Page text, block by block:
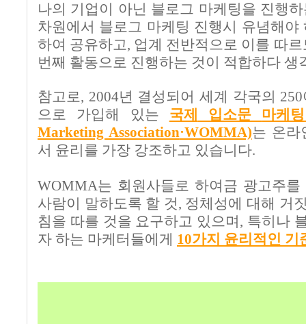
나의 기업이 아닌 블로그 마케팅을 진행
차원에서 블로그 마케팅 진행시 유념해야
하여 공유하고, 업계 전반적으로 이를 따
번째 활동으로 진행하는 것이 적합하다 생
참고로, 2004년 결성되어 세계 각국의 250
으로 가입해 있는 국제 입소문
마케팅
Marketing Association·WOMMA)는 온라
서 윤리를 가장 강조하고 있습니다.
WOMMA는 회원사들로 하여금 광고주를
사람이 말하도록 할 것, 정체성에 대해 거
침을 따를 것을 요구하고 있으며 , 특히나
자 하는 마케터들에게 10가지 윤리적인 기